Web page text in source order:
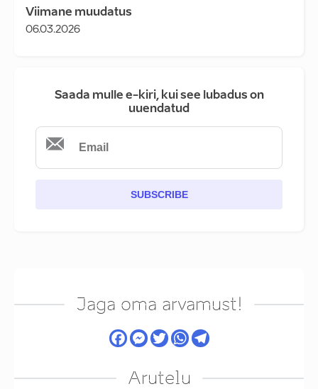
Viimane muudatus
06.03.2026
Saada mulle e-kiri, kui see lubadus on
uuendatud
SUBSCRIBE
Jaga oma arvamust!
Arutelu